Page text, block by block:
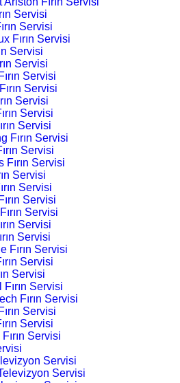
Servisi
Servisi
Fırın Servisi
Servisi
Servisi
Servisi
Servisi
Servisi
Servisi
Servisi
Fırın Servisi
Servisi
Fırın Servisi
Servisi
Servisi
Servisi
Servisi
Servisi
Servisi
Fırın Servisi
Servisi
Servisi
Servisi
Fırın Servisi
Servisi
Servisi
Servisi
Servisi
Servisi